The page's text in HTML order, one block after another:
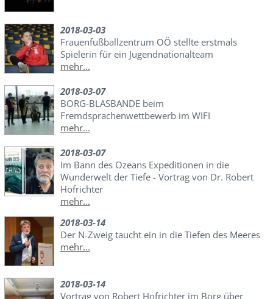
2018-03-03
Frauenfußballzentrum OÖ stellte erstmals
Spielerin für ein Jugendnationalteam
mehr...
2018-03-07
BORG-BLASBANDE beim
Fremdsprachenwettbewerb im WIFI
mehr...
2018-03-07
Im Bann des Ozeans Expeditionen in die
Wunderwelt der Tiefe - Vortrag von Dr. Robert
Hofrichter
mehr...
2018-03-14
Der N-Zweig taucht ein in die Tiefen des Meeres
mehr...
2018-03-14
Vortrag von Robert Hofrichter im Borg über